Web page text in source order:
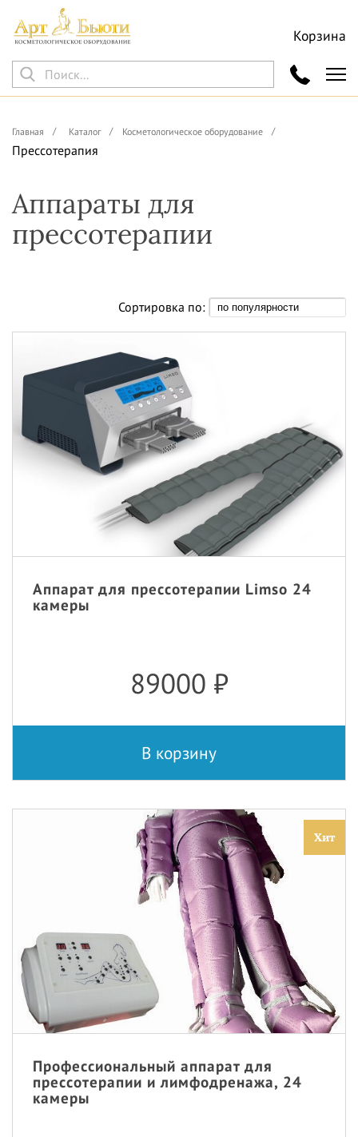
Корзина
Главная Каталог Косметологическое оборудование
Прессотерапия
Аппараты для
прессотерапии
Сортировка по:
Аппарат для прессотерапии Limso 24
камеры
89000 ₽
В корзину
Хит
Профессиональный аппарат для
прессотерапии и лимфодренажа, 24
камеры